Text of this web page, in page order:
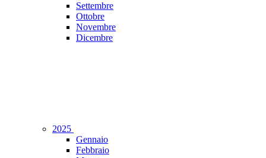
Settembre
Ottobre
Novembre
Dicembre
2025
Gennaio
Febbraio